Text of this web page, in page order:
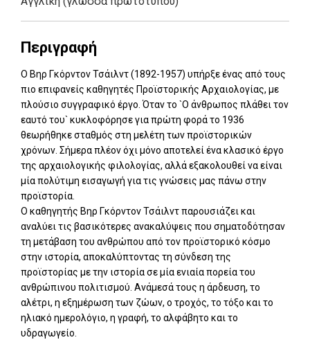
Περιγραφή
Ο Βηρ Γκόρντον Τσάιλντ (1892-1957) υπήρξε ένας από τους
πιο επιφανείς καθηγητές Προϊστορικής Αρχαιολογίας, με
πλούσιο συγγραφικό έργο. Όταν το `Ο άνθρωπος πλάθει τον
εαυτό του` κυκλοφόρησε για πρώτη φορά το 1936
θεωρήθηκε σταθμός στη μελέτη των προϊστορικών
χρόνων. Σήμερα πλέον όχι μόνο αποτελεί ένα κλασικό έργο
της αρχαιολογικής φιλολογίας, αλλά εξακολουθεί να είναι
μία πολύτιμη εισαγωγή για τις γνώσεις μας πάνω στην
προϊστορία.
Ο καθηγητής Βηρ Γκόρντον Τσάιλντ παρουσιάζει και
αναλύει τις βασικότερες ανακαλύψεις που σηματοδότησαν
τη μετάβαση του ανθρώπου από τον προϊστορικό κόσμο
στην ιστορία, αποκαλύπτοντας τη σύνδεση της
προϊστορίας με την ιστορία σε μία ενιαία πορεία του
ανθρώπινου πολιτισμού. Ανάμεσά τους η άρδευση, το
αλέτρι, η εξημέρωση των ζώων, ο τροχός, το τόξο και το
ηλιακό ημερολόγιο, η γραφή, το αλφάβητο και το
υδραγωγείο.